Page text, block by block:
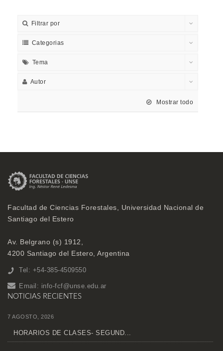
Filtrar por
Categorias
Tema
Autor
Mostrar todo
Facultad de Ciencias Forestales, Universidad Nacional de
Santiago del Estero
Av. Belgrano (s) 1912,
4200 Santiago del Estero, Argentina
Tel: +54-385-4509550
Email: info-fcf@unse.edu.ar
NOTICIAS RECIENTES
7 AGOSTO, 2026
HORARIOS DE CLASES- SEGUND...